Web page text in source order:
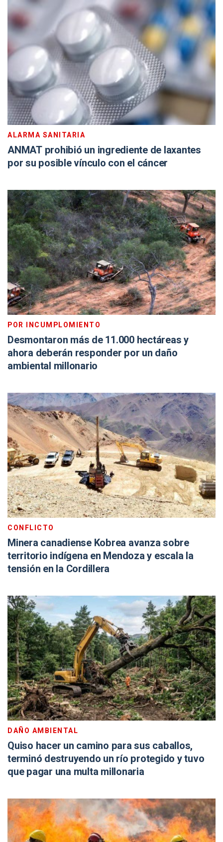
ALARMA SANITARIA
ANMAT prohibió un ingrediente de laxantes
por su posible vínculo con el cáncer
POR INCUMPLOMIENTO
Desmontaron más de 11.000 hectáreas y
ahora deberán responder por un daño
ambiental millonario
CONFLICTO
Minera canadiense Kobrea avanza sobre
territorio indígena en Mendoza y escala la
tensión en la Cordillera
DAÑO AMBIENTAL
Quiso hacer un camino para sus caballos,
terminó destruyendo un río protegido y tuvo
que pagar una multa millonaria